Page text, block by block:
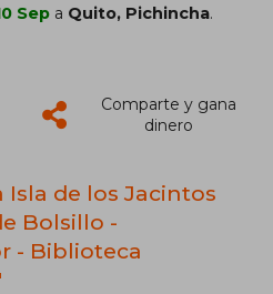
Sep a Quito, Pichincha.
Comparte y gana
dinero
Isla de los Jacintos
Bolsillo -
- Biblioteca